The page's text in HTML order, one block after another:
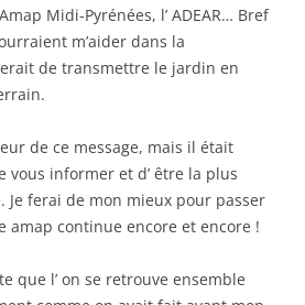
Midi-Pyrénées, l’ ADEAR… Bref
m’aider dans la
de transmettre le jardin en
de ce message, mais il était
informer et d’ être la plus
Je ferai de mon mieux pour passer
amap continue encore et encore !
que l’ on se retrouve ensemble